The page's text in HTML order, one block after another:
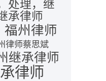
处理，继
承律师
福州律师
律师蔡思斌
继承律师
律师